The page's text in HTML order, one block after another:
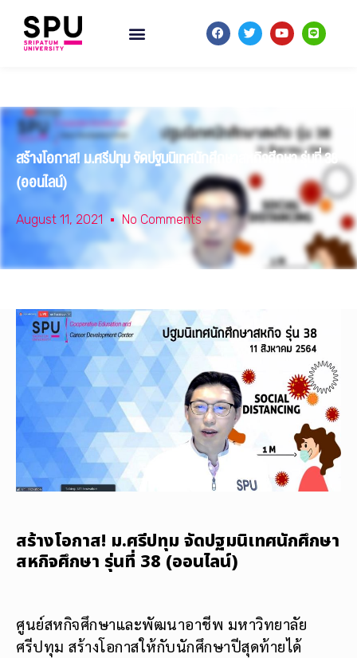
สร้างโอกาส! ม.ศรีปทุม จัดปฐมนิเทศนักศึกษาสหกิจศึกษา รุ่นที่ 38
(ออนไลน์)
August 11, 2021 No Comments
สร้างโอกาส! ม.ศรีปทุม จัดปฐมนิเทศนักศึกษา
สหกิจศึกษา รุ่นที่ 38 (ออนไลน์)
ศูนย์สหกิจศึกษาและพัฒนาอาชีพ มหาวิทยาลัย
ศรีปทุม สร้างโอกาสให้กับนักศึกษาปีสุดท้ายได้